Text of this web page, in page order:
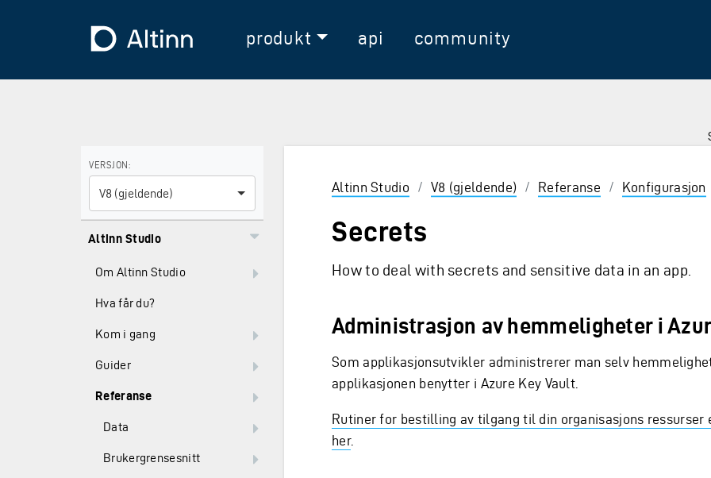
Til forsidenprodukt api community
VERSJON:
V8 (gjeldende)
Bruk piltastene for å navigere mellom versjoner og Enter for å velge
Altinn Studio
Om Altinn Studio
Hva får du?
Kom i gang
Guider
Referanse
Data
Brukergrensesnitt
Altinn Studio / V8 (gjeldende) / Referanse / Konfigurasjon
Secrets
How to deal with secrets and sensitive data in an app.
Administrasjon av hemmeligheter i
Som applikasjonsutvikler administrerer man selv
applikasjonen benytter i Azure Key Vault.
Rutiner for bestilling av tilgang til din organisasjons ressurser
her.